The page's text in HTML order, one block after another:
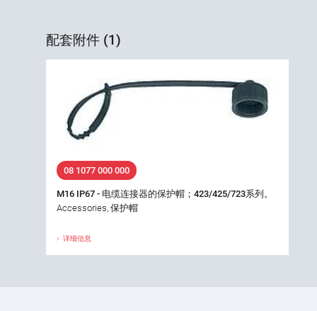
配套附件 (1)
08 1077 000 000
M16 IP67 - 电缆连接器的保护帽；423/425/723系列。
Accessories, 保护帽
详细信息